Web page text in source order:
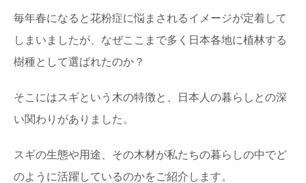
毎年春になると花粉症に悩まされるイメージが定着して
しまいましたが、なぜここまで多く日本各地に植林する
樹種として選ばれたのか？
そこにはスギという木の特徴と、日本人の暮らしとの深
い関わりがありました。
スギの生態や用途、その木材が私たちの暮らしの中でど
のように活躍しているのかをご紹介します。